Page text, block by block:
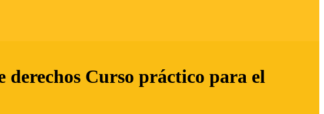
Curso práctico para el